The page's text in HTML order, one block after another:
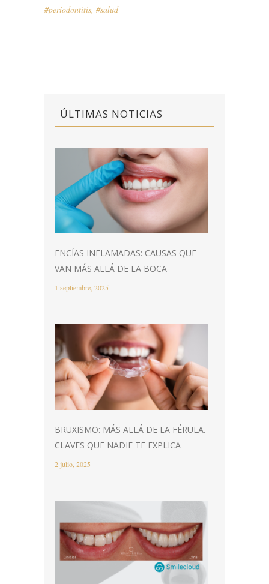
#periodontitis, #salud
ÚLTIMAS NOTICIAS
ENCÍAS INFLAMADAS: CAUSAS QUE
VAN MÁS ALLÁ DE LA BOCA
1 septiembre, 2025
BRUXISMO: MÁS ALLÁ DE LA FÉRULA.
CLAVES QUE NADIE TE EXPLICA
2 julio, 2025